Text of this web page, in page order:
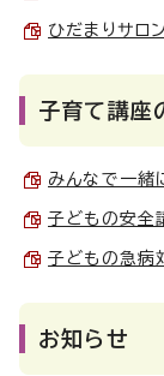
ひだまりサ
子育て講座
みんなで一
子どもの安
子どもの急
お知らせ